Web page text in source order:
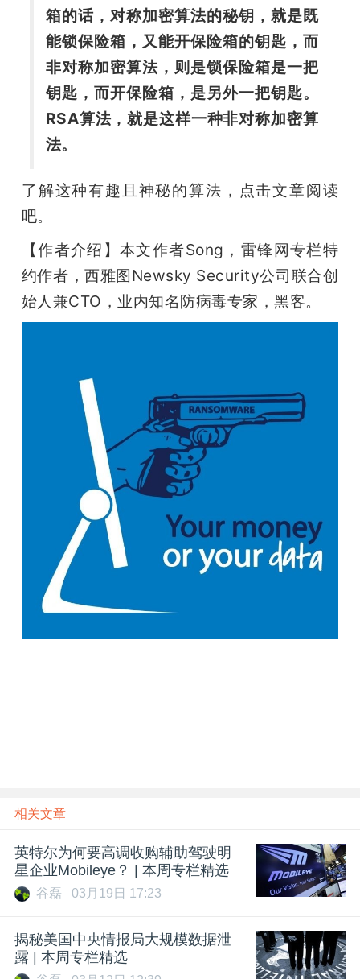
箱的话，对称加密算法的秘钥，就是既
能锁保险箱，又能开保险箱的钥匙，而
非对称加密算法，则是锁保险箱是一把
钥匙，而开保险箱，是另外一把钥匙。
RSA算法，就是这样一种非对称加密算
法。
了解这种有趣且神秘的算法，点击文章阅读
吧。
【作者介绍】本文作者Song，雷锋网专栏特
约作者，西雅图Newsky Security公司联合创
始人兼CTO，业内知名防病毒专家，黑客。
相关文章
英特尔为何要高调收购辅助驾驶明
星企业Mobileye？ | 本周专栏精选
谷磊 03月19日 17:23
揭秘美国中央情报局大规模数据泄
露 | 本周专栏精选